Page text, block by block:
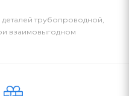
трубопроводной,
взаимовыгодном